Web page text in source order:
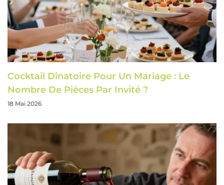
Cocktail Dînatoire Pour Un Mariage : Le
Nombre De Pièces Par Invité ?
18 Mai 2026